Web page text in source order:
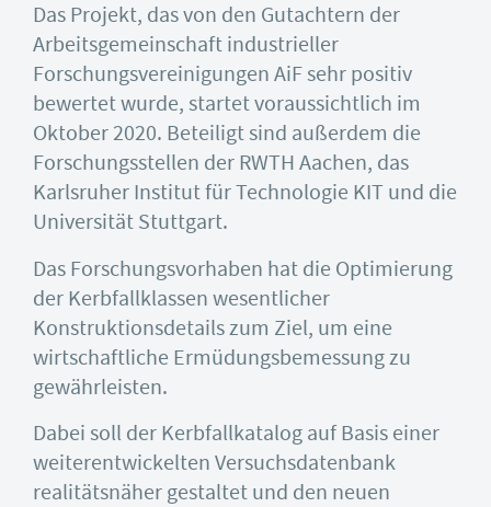
Das Projekt, das von den Gutachtern der
Arbeitsgemeinschaft industrieller
Forschungsvereinigungen AiF sehr positiv
bewertet wurde, startet voraussichtlich im
Oktober 2020. Beteiligt sind außerdem die
Forschungsstellen der RWTH Aachen, das
Karlsruher Institut für Technologie KIT und die
Universität Stuttgart.
Das Forschungsvorhaben hat die Optimierung
der Kerbfallklassen wesentlicher
Konstruktionsdetails zum Ziel, um eine
wirtschaftliche Ermüdungsbemessung zu
gewährleisten.
Dabei soll der Kerbfallkatalog auf Basis einer
weiterentwickelten Versuchsdatenbank
realitätsnäher gestaltet und den neuen